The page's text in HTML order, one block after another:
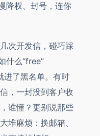
降权、封号，连你
次开发信，碰巧踩
什么“free”
进了黑名单。有时
，一封没到客户收
谁懂？更别说那些
堆麻烦：换邮箱、